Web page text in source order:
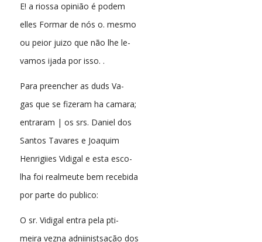
E! a riossa opinião é podem
elles Formar de nós o. mesmo
ou peior juizo que não lhe le-
vamos ijada por isso. .
Para preencher as duds Va-
gas que se fizeram ha camara;
entraram | os srs. Daniel dos
Santos Tavares e Joaquim
Henrigiies Vidigal e esta esco-
lha foi realmeute bem recebida
por parte do publico:
O sr. Vidigal entra pela pti-
meira vezna adniinistsação dos